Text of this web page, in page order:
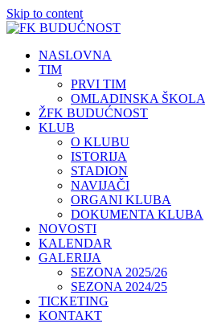
Skip to content
NASLOVNA
TIM
PRVI TIM
OMLADINSKA ŠKOLA
ŽFK BUDUĆNOST
KLUB
O KLUBU
ISTORIJA
STADION
NAVIJAČI
ORGANI KLUBA
DOKUMENTA KLUBA
NOVOSTI
KALENDAR
GALERIJA
SEZONA 2025/26
SEZONA 2024/25
TICKETING
KONTAKT